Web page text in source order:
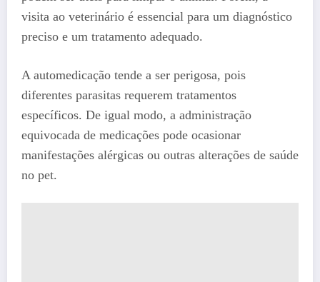
visita ao veterinário é essencial para um diagnóstico
preciso e um tratamento adequado.
A automedicação tende a ser perigosa, pois
diferentes parasitas requerem tratamentos
específicos. De igual modo, a administração
equivocada de medicações pode ocasionar
manifestações alérgicas ou outras alterações de saúde
no pet.